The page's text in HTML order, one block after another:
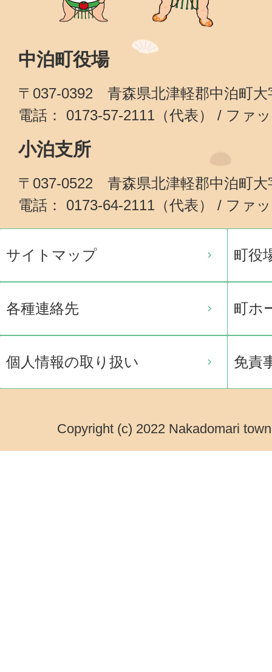
中泊町役場
〒037-0392 青森県北津軽郡中泊町大
電話： 0173-57-2111（代表） / ファ
小泊支所
〒037-0522 青森県北津軽郡中泊町大
電話： 0173-64-2111（代表） / ファ
サイトマップ 町役
各種連絡先 町ホ
個人情報の取り扱い 免責
Copyright (c) 2022 Nakadomari